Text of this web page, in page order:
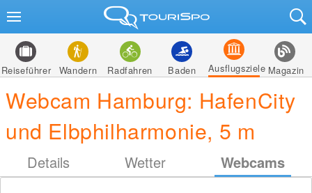
Reiseführer Wandern Radfahren Baden Ausflugsziele Magazin
Webcam Hamburg: HafenCity
und Elbphilharmonie, 5 m
Details Wetter Webcams